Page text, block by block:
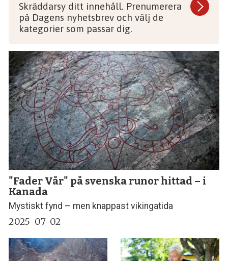
Skräddarsy ditt innehåll. Prenumerera
på Dagens nyhetsbrev och välj de
kategorier som passar dig.
"Fader Vår" på svenska runor hittad – i
Kanada
Mystiskt fynd – men knappast vikingatida
2025-07-02